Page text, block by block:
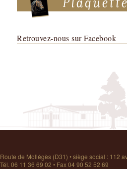
Retrouvez-nous sur Facebook
Route de Mollégès (D31) • siège social : 112
Tél. 06 11 36 69 02 • Fax 04 90 52 52 69